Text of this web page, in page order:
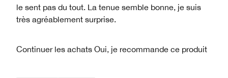
le sent pas du tout. La tenue semble bonne, je suis
très agréablement surprise.
Continuer les achats Oui, je recommande ce produit